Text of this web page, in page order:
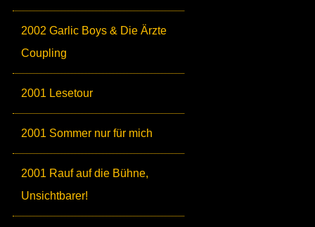
2002 Garlic Boys & Die Ärzte
Coupling
2001 Lesetour
2001 Sommer nur für mich
2001 Rauf auf die Bühne,
Unsichtbarer!